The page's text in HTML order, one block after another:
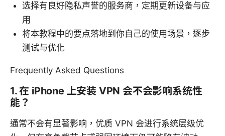
选择有良好隐私声誉的服务商，定期更新设备与应
用
将本教程中的要点落地到你自己的使用场景，逐步
测试与优化
Frequently Asked Questions
1. 在 iPhone 上安装 VPN 会不会影响系统性
能？
通常不会有显著影响，优质 VPN 会进行系统层级优